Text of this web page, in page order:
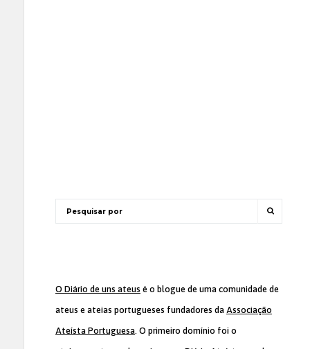
O Diário de uns ateus é o blogue de uma comunidade de
ateus e ateias portugueses fundadores da Associação
Ateísta Portuguesa. O primeiro domínio foi o